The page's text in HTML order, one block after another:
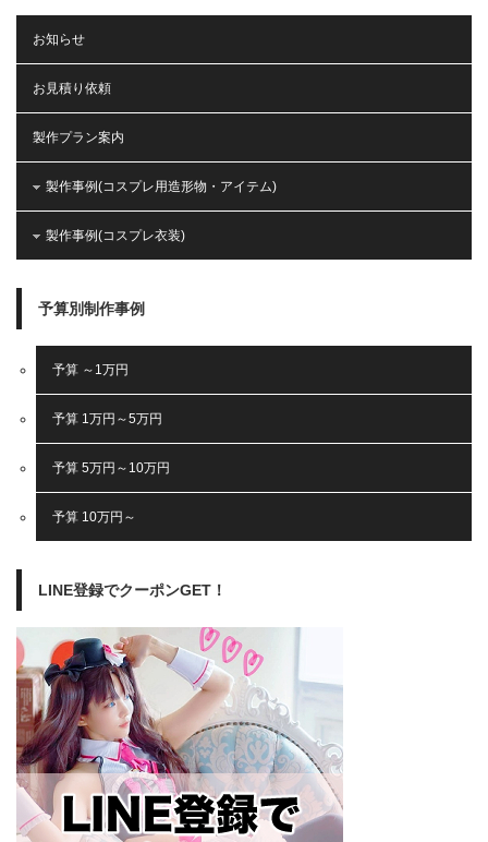
お知らせ
お見積り依頼
製作プラン案内
製作事例(コスプレ用造形物・アイテム)
製作事例(コスプレ衣装)
予算別制作事例
予算 ～1万円
予算 1万円～5万円
予算 5万円～10万円
予算 10万円～
LINE登録でクーポンGET！